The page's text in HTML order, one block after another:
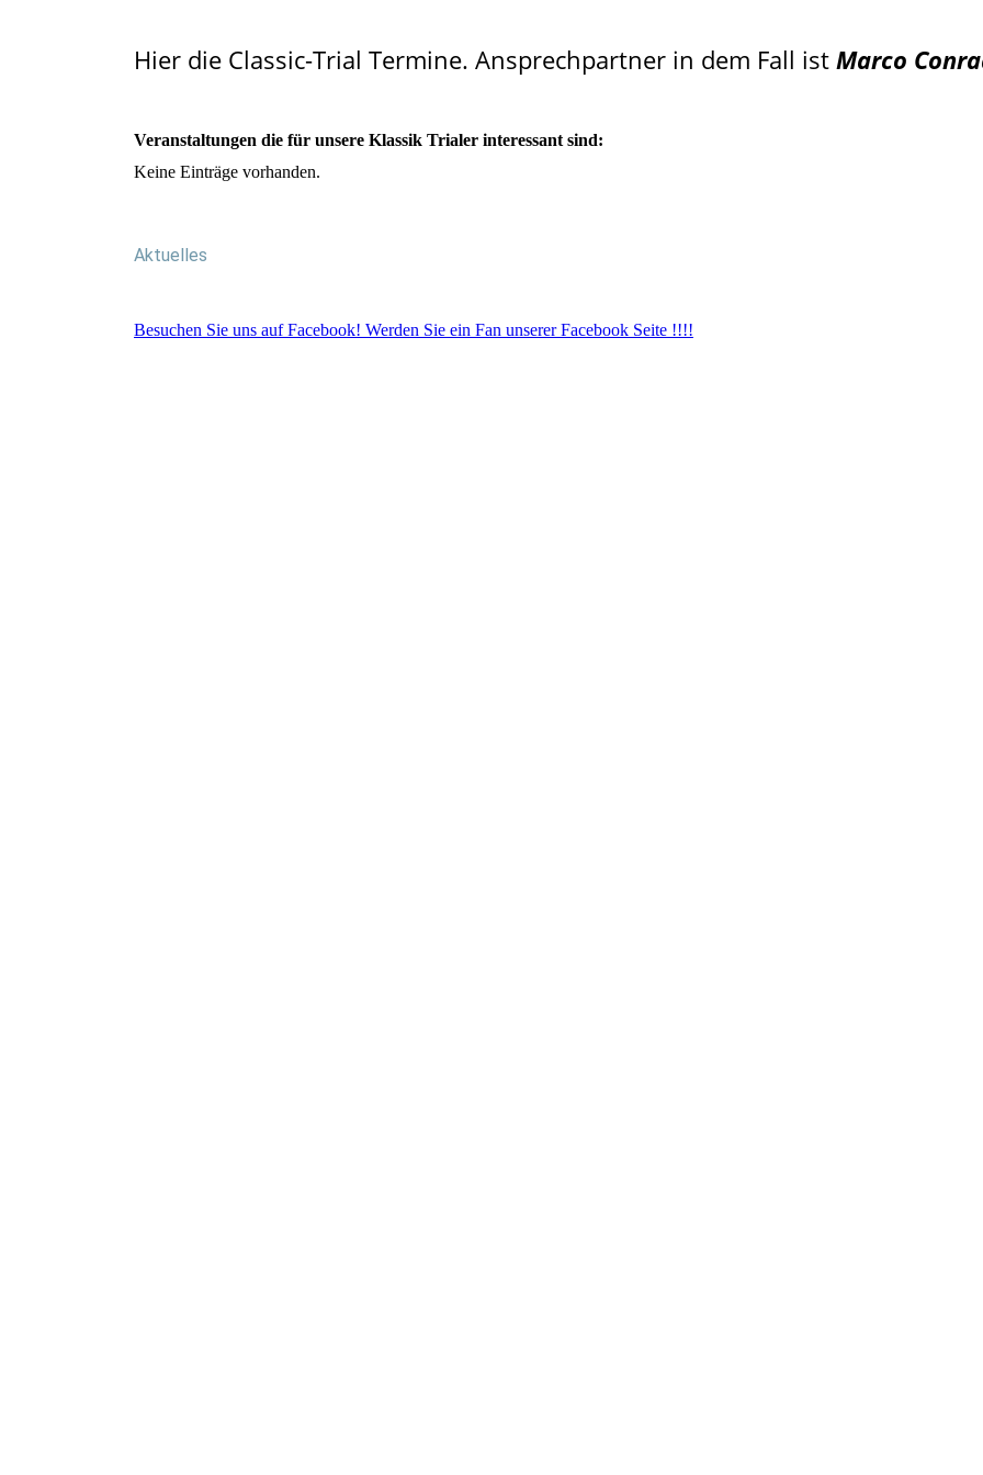
Hier die Classic-Trial Termine. Ansprechpartner in dem Fall ist Marco
Veranstaltungen die für unsere Klassik Trialer interessant sind:
Keine Einträge vorhanden.
Aktuelles
Besuchen Sie uns auf Facebook! Werden Sie ein Fan unserer Facebook Seite !!!!